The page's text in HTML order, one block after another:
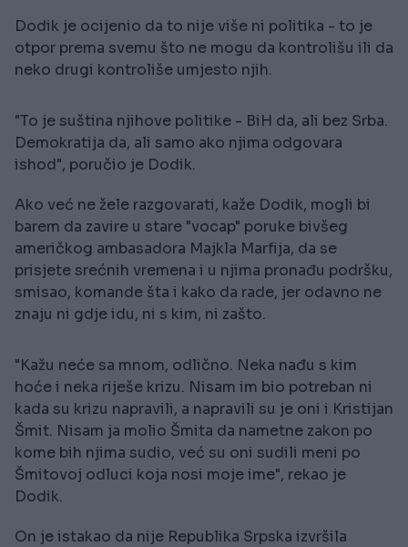
Dodik je ocijenio da to nije više ni politika - to je
otpor prema svemu što ne mogu da kontrolišu ili da
neko drugi kontroliše umjesto njih.
"To je suština njihove politike - BiH da, ali bez Srba.
Demokratija da, ali samo ako njima odgovara
ishod", poručio je Dodik.
Ako već ne žele razgovarati, kaže Dodik, mogli bi
barem da zavire u stare "vocap" poruke bivšeg
američkog ambasadora Majkla Marfija, da se
prisjete srećnih vremena i u njima pronađu podršku,
smisao, komande šta i kako da rade, jer odavno ne
znaju ni gdje idu, ni s kim, ni zašto.
"Kažu neće sa mnom, odlično. Neka nađu s kim
hoće i neka riješe krizu. Nisam im bio potreban ni
kada su krizu napravili, a napravili su je oni i Kristijan
Šmit. Nisam ja molio Šmita da nametne zakon po
kome bih njima sudio, već su oni sudili meni po
Šmitovoj odluci koja nosi moje ime", rekao je
Dodik.
On je istakao da nije Republika Srpska izvršila